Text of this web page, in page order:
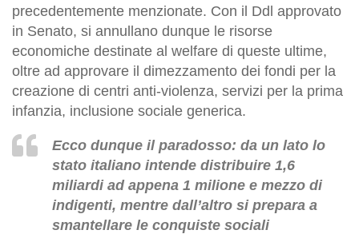
precedentemente menzionate. Con il Ddl approvato
in Senato, si annullano dunque le risorse
economiche destinate al welfare di queste ultime,
oltre ad approvare il dimezzamento dei fondi per la
creazione di centri anti-violenza, servizi per la prima
infanzia, inclusione sociale generica.
Ecco dunque il paradosso: da un lato lo
stato italiano intende distribuire 1,6
miliardi ad appena 1 milione e mezzo di
indigenti, mentre dall’altro si prepara a
smantellare le conquiste sociali